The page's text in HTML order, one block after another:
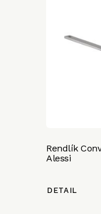
Rendlík
Alessi
DETAIL